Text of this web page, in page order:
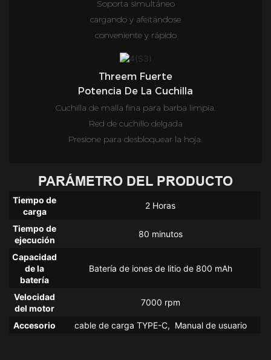
Soporta simultáneo
cargando y afeitándose
conveniente y rápido
Threem Fuerte
Potencia De La Cuchilla
Cuchilla de malla fina para barba limpia.
Red de cuchillo delgada
Presione para desbloquear la hoja.
PARÁMETRO DEL PRODUCTO
Tiempo de
carga
2 Horas
Tiempo de
ejecución
80 minutos
Capacidad
de la
batería
Batería de iones de litio de 800 mAh
Velocidad
del motor
7000 rpm
Accesorio cable de carga TYPE-C, Manual de usuario